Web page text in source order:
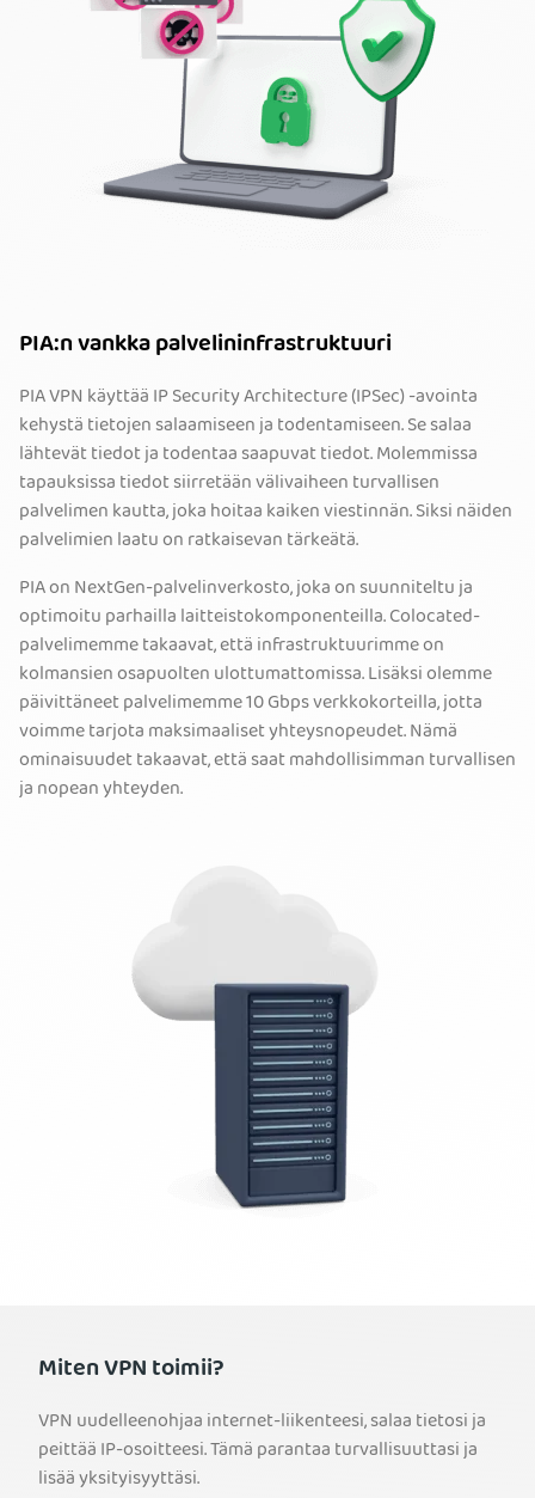
PIA:n vankka palvelininfrastruktuuri
PIA VPN käyttää IP Security Architecture (IPSec) -avointa
kehystä tietojen salaamiseen ja todentamiseen. Se salaa
lähtevät tiedot ja todentaa saapuvat tiedot. Molemmissa
tapauksissa tiedot siirretään välivaiheen turvallisen
palvelimen kautta, joka hoitaa kaiken viestinnän. Siksi näiden
palvelimien laatu on ratkaisevan tärkeätä.
PIA on NextGen-palvelinverkosto, joka on suunniteltu ja
optimoitu parhailla laitteistokomponenteilla. Colocated-
palvelimemme takaavat, että infrastruktuurimme on
kolmansien osapuolten ulottumattomissa. Lisäksi olemme
päivittäneet palvelimemme 10 Gbps verkkokorteilla, jotta
voimme tarjota maksimaaliset yhteysnopeudet. Nämä
ominaisuudet takaavat, että saat mahdollisimman turvallisen
ja nopean yhteyden.
Miten VPN toimii?
VPN uudelleenohjaa internet-liikenteesi, salaa tietosi ja
peittää IP-osoitteesi. Tämä parantaa turvallisuuttasi ja
lisää yksityisyyttäsi.